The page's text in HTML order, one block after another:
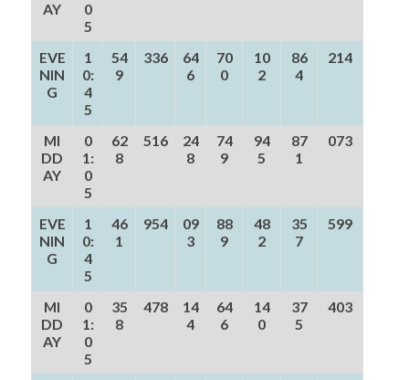
AY
0
5
EVE
NIN
G
1
0:
4
5
54
9
336
64
6
70
0
10
2
86
4
214
MI
DD
AY
0
1:
0
5
62
8
516
24
8
74
9
94
5
87
1
073
EVE
NIN
G
1
0:
4
5
46
1
954
09
3
88
9
48
2
35
7
599
MI
DD
AY
0
1:
0
5
35
8
478
14
4
64
6
14
0
37
5
403